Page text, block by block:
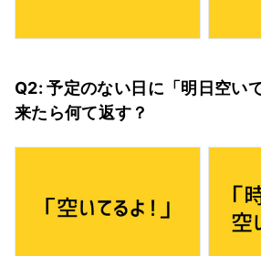
Q2: 予定のない日に「明日空い
来たら何て返す？